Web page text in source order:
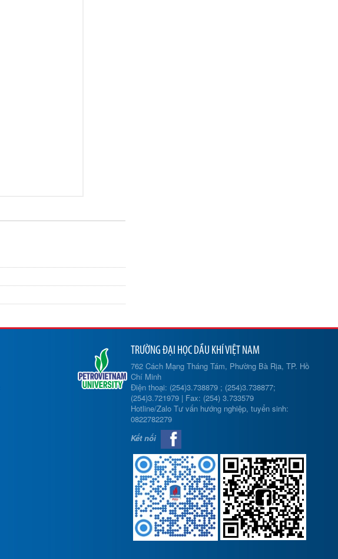
TRƯỜNG ĐẠI HỌC DẦU KHÍ VIỆT NAM
762 Cách Mạng Tháng Tám, Phường Bà Rịa, TP. Hồ
Chí Minh
Điện thoại: (254)3.738879 ; (254)3.738877;
(254)3.721979 | Fax: (254) 3.733579
Hotline/Zalo Tư vấn hướng nghiệp, tuyển sinh:
0822782279
Kết nối